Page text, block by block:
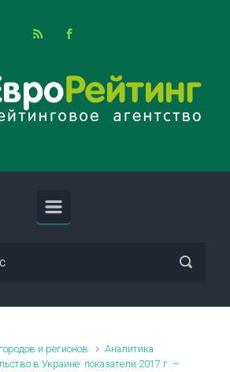
и регионов
Аналитика
в Украине: показатели 2017 г. –